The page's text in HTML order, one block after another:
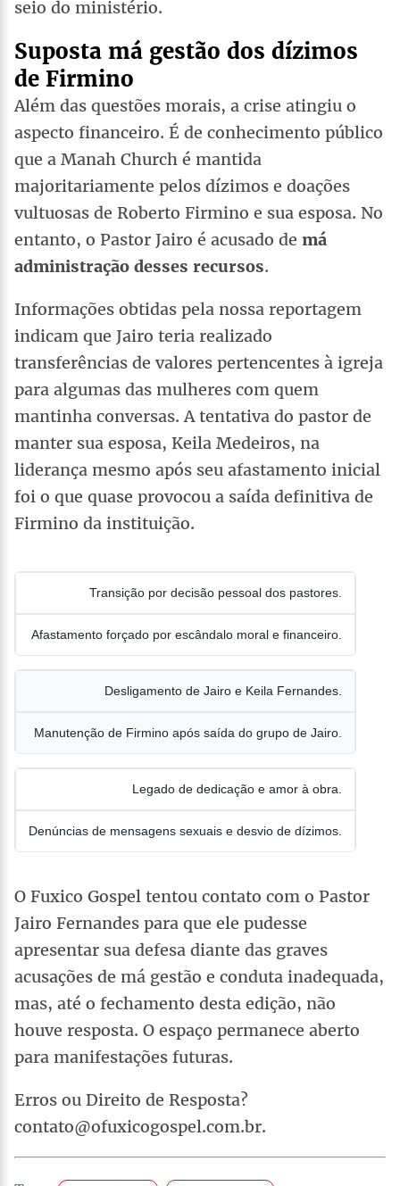
seio do ministério.
Suposta má gestão dos dízimos
de Firmino
Além das questões morais, a crise atingiu o
aspecto financeiro. É de conhecimento público
que a Manah Church é mantida
majoritariamente pelos dízimos e doações
vultuosas de Roberto Firmino e sua esposa. No
entanto, o Pastor Jairo é acusado de má
administração desses recursos.
Informações obtidas pela nossa reportagem
indicam que Jairo teria realizado
transferências de valores pertencentes à igreja
para algumas das mulheres com quem
mantinha conversas. A tentativa do pastor de
manter sua esposa, Keila Medeiros, na
liderança mesmo após seu afastamento inicial
foi o que quase provocou a saída definitiva de
Firmino da instituição.
Transição por decisão pessoal dos pastores.
Afastamento forçado por escândalo moral e financeiro.
Desligamento de Jairo e Keila Fernandes.
Manutenção de Firmino após saída do grupo de Jairo.
Legado de dedicação e amor à obra.
Denúncias de mensagens sexuais e desvio de dízimos.
O Fuxico Gospel tentou contato com o Pastor
Jairo Fernandes para que ele pudesse
apresentar sua defesa diante das graves
acusações de má gestão e conduta inadequada,
mas, até o fechamento desta edição, não
houve resposta. O espaço permanece aberto
para manifestações futuras.
Erros ou Direito de Resposta?
contato@ofuxicogospel.com.br.